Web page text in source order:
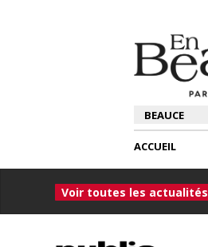
ACCUEIL
Voir toutes les actualités